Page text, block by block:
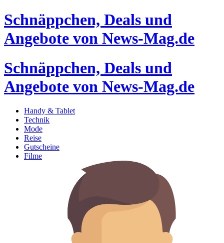
Schnäppchen, Deals und
Angebote von News-Mag.de
Schnäppchen, Deals und
Angebote von News-Mag.de
Handy & Tablet
Technik
Mode
Reise
Gutscheine
Filme